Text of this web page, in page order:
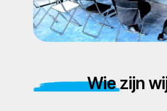
Wie zijn